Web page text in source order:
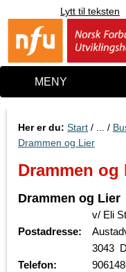
i
n
o
Lytt til teksten
MENY
Her er du: Start / ... /
Drammen og Lier
Drammen og
Drammen og Lier
v/ Eli
Postadresse:
3043
Telefon: